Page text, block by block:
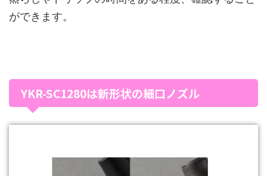
ができます。
YKR-SC1280は新形状の細口ノズル